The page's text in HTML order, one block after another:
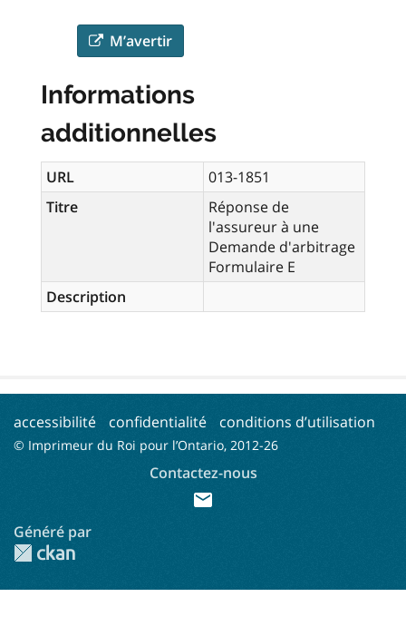
M’avertir
Informations
additionnelles
URL
013-1851
Titre
Réponse de
l'assureur à une
Demande d'arbitrage
Formulaire E
Description
accessibilité confidentialité conditions d’utilisation
© Imprimeur du Roi pour l’Ontario, 2012-26
Contactez-nous
mail
Généré par